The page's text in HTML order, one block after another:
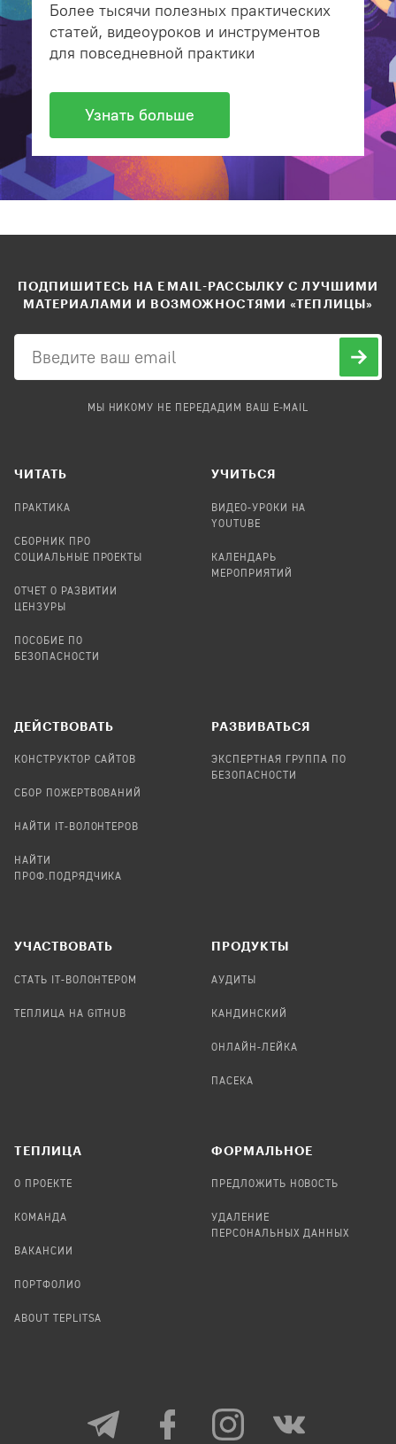
Более тысячи полезных практических
статей, видеоуроков и инструментов
для повседневной практики
Узнать больше
ПОДПИШИТЕСЬ НА EMAIL-РАССЫЛКУ С ЛУЧШИМИ
МАТЕРИАЛАМИ И ВОЗМОЖНОСТЯМИ «ТЕПЛИЦЫ»
МЫ НИКОМУ НЕ ПЕРЕДАДИМ ВАШ E-MAIL
ЧИТАТЬ
ПРАКТИКА
СБОРНИК ПРО
СОЦИАЛЬНЫЕ ПРОЕКТЫ
ОТЧЕТ О РАЗВИТИИ
ЦЕНЗУРЫ
ПОСОБИЕ ПО
БЕЗОПАСНОСТИ
УЧИТЬСЯ
ВИДЕО-УРОКИ НА
YOUTUBE
КАЛЕНДАРЬ
МЕРОПРИЯТИЙ
ДЕЙСТВОВАТЬ
КОНСТРУКТОР САЙТОВ
СБОР ПОЖЕРТВОВАНИЙ
НАЙТИ IT-ВОЛОНТЕРОВ
НАЙТИ
ПРОФ.ПОДРЯДЧИКА
РАЗВИВАТЬСЯ
ЭКСПЕРТНАЯ ГРУППА ПО
БЕЗОПАСНОСТИ
УЧАСТВОВАТЬ
СТАТЬ IT-ВОЛОНТЕРОМ
ТЕПЛИЦА НА GITHUB
ПРОДУКТЫ
АУДИТЫ
КАНДИНСКИЙ
ОНЛАЙН-ЛЕЙКА
ПАСЕКА
TЕПЛИЦА
О ПРОЕКТЕ
КОМАНДА
ВАКАНСИИ
ПОРТФОЛИО
ABOUT TEPLITSA
ФОРМАЛЬНОЕ
ПРЕДЛОЖИТЬ НОВОСТЬ
УДАЛЕНИЕ
ПЕРСОНАЛЬНЫХ ДАННЫХ